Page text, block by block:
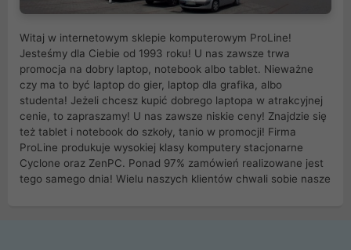
Witaj w internetowym sklepie komputerowym ProLine!
Jesteśmy dla Ciebie od 1993 roku! U nas zawsze trwa
promocja na dobry laptop, notebook albo tablet. Nieważne
czy ma to być laptop do gier, laptop dla grafika, albo
studenta! Jeżeli chcesz kupić dobrego laptopa w atrakcyjnej
cenie, to zapraszamy! U nas zawsze niskie ceny! Znajdzie się
też tablet i notebook do szkoły, tanio w promocji! Firma
ProLine produkuje wysokiej klasy komputery stacjonarne
Cyclone oraz ZenPC. Ponad 97% zamówień realizowane jest
tego samego dnia! Wielu naszych klientów chwali sobie nasze